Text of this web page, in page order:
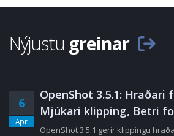
Nýjustu greinar
6
Apr
OpenShot 3.5.1: Hraðari
Mjúkari klipping, Betri
OpenShot 3.5.1 gerir klippingu